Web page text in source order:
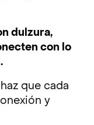
dulzura,
con lo
que cada
y